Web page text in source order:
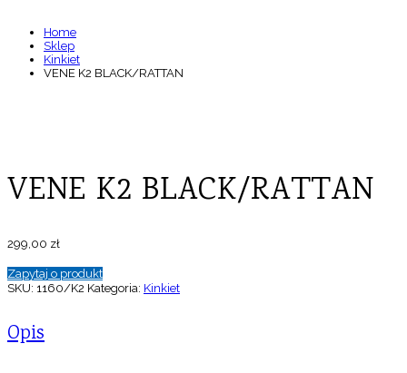
Home
Sklep
Kinkiet
VENE K2 BLACK/RATTAN
VENE K2 BLACK/RATTAN
299,00 zł
Zapytaj o produkt
SKU: 1160/K2 Kategoria: Kinkiet
Opis